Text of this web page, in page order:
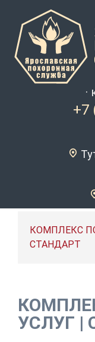
·
+7
КОМПЛЕКС
СТАНДАРТ
УСЛУГ |